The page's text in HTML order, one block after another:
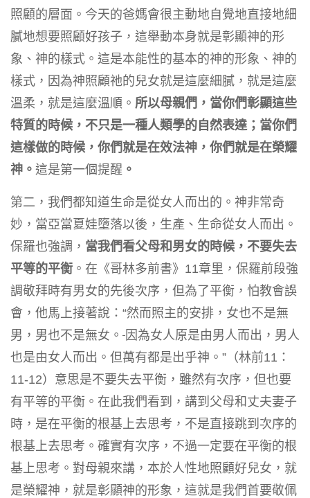
照顧的層面。今天的爸媽會很主動地自覺地直接地細
膩地想要照顧好孩子，這舉動本身就是彰顯神的形
象、神的樣式。這是本能性的基本的神的形象、神的
樣式，因為神照顧祂的兒女就是這麼細膩，就是這麼
溫柔，就是這麼溫順。 所以母親們，當你們彰顯這些
特質的時候，不只是一種人類學的自然表達；當你們
這樣做的時候，你們就是在效法神，你們就是在榮耀
神。 這是第一個提醒 。
第二，我們都知道生命是從女人而出的。神非常奇
妙，當亞當夏娃墮落以後，生產、生命從女人而出。
保羅也強調， 當我們看父母和男女的時候，不要失去
平等的平衡 。在《哥林多前書》11章里，保羅前段強
調敬拜時有男女的先後次序，但為了平衡，怕教會誤
會，他馬上接著說：“然而照主的安排，女也不是無
男，男也不是無女。
因為女人原是由男人而出，男人
也是由女人而出。但萬有都是出乎神。”（林前11：
11-12）意思是不要失去平衡，雖然有次序，但也要
有平等的平衡。在此我們看到，講到父母和丈夫妻子
時，是在平衡的根基上去思考，不是直接跳到次序的
根基上去思考。確實有次序，不過一定要在平衡的根
基上思考。對母親來講，本於人性地照顧好兒女，就
是榮耀神，就是彰顯神的形象，這就是我們首要敬佩